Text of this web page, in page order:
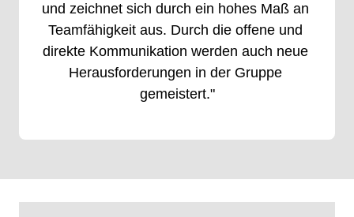
und zeichnet sich durch ein hohes Maß
Teamfähigkeit aus. Durch die offene
direkte Kommunikation werden auch
neue
Herausforderungen in der
Gruppe
gemeistert."